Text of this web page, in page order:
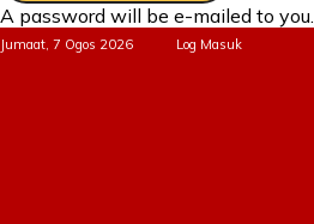
A password will be e-mailed to you.
Jumaat, 7 Ogos 2026 Log Masuk